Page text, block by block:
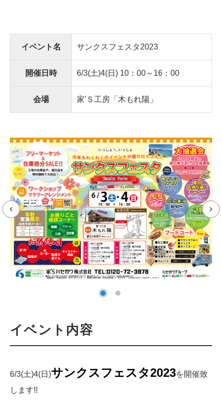
イベント名 サンクスフェスタ2023
開催日時 6/3(土)4(日) 10：00～16：00
会場 家'Ｓ工房「木もれ陽」
イベント内容
6/3(土)4(日)サンクスフェスタ2023を開催致
します!!